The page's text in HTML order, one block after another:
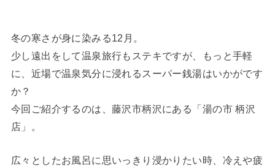
冬の寒さが身に染みる12月。
少し遠出をして温泉旅行もステキですが、もっと手軽
に、近場で温泉気分に浸れるスーパー銭湯はいかがです
か？
今回ご紹介するのは、藤沢市柄沢にある「湯の市 柄沢
店」。
広々としたお風呂に思いっきり浸かりたい時、冷えや疲